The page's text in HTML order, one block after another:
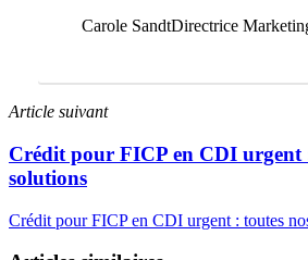
Carole SandtDirectrice
Article suivant
Crédit pour FICP en CDI urgent
solutions
Crédit pour FICP en CDI urgent : toutes